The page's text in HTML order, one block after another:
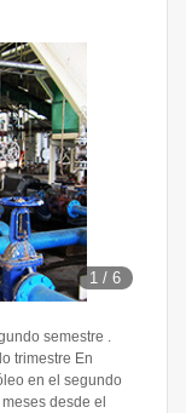
1 /6
semestre .
trimestre En
en el segundo
desde el